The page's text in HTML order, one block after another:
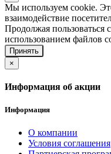
Мы используем cookie.
взаимодействие
Продолжая пользоваться
использованием файлов
Принять
×
Информация об акции
Информация
О компании
Условия соглашения